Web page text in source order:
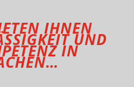
IHNEN
UND
IN